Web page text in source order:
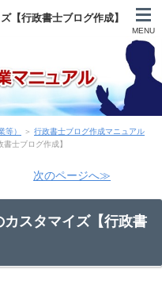
【行政書士ブログ作成】
MENU
等） ＞ 行政書士ブログ作成マニュアル
士ブログ作成】
次のページへ≫
スタマイズ【行政書